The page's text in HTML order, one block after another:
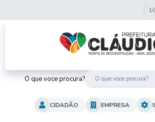
O que voce procura?
CIDADÃO EMPRESA